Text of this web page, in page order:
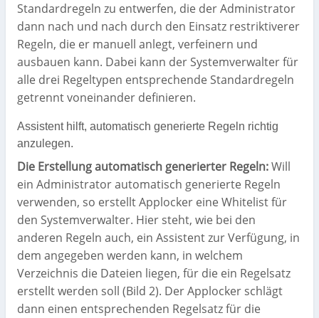
Standardregeln zu entwerfen, die der Administrator
dann nach und nach durch den Einsatz restriktiverer
Regeln, die er manuell anlegt, verfeinern und
ausbauen kann. Dabei kann der Systemverwalter für
alle drei Regeltypen entsprechende Standardregeln
getrennt voneinander definieren.
Assistent hilft, automatisch generierte Regeln richtig
anzulegen.
Die Erstellung automatisch generierter Regeln:Will
ein Administrator automatisch generierte Regeln
verwenden, so erstellt Applocker eine Whitelist für
den Systemverwalter. Hier steht, wie bei den
anderen Regeln auch, ein Assistent zur Verfügung, in
dem angegeben werden kann, in welchem
Verzeichnis die Dateien liegen, für die ein Regelsatz
erstellt werden soll (Bild 2). Der Applocker schlägt
dann einen entsprechenden Regelsatz für die